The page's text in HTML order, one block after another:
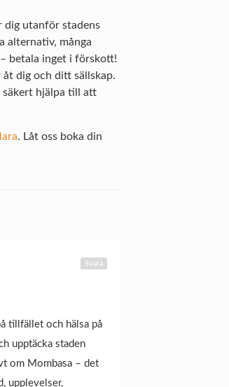
dig utanför stadens
alternativ, många
betala inget i förskott!
dig och ditt sällskap.
säkert hjälpa till att
. Låt oss boka din
tillfället och hälsa på
upptäcka staden
om Mombasa – det
upplevelser,
Svara